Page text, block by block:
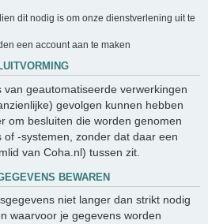
dit nodig is om onze dienstverlening uit te
een account aan te maken
geautomatiseerde verwerkingen
gevolgen kunnen hebben
om besluiten die worden genomen
-systemen, zonder dat daar een
van Coha.nl) tussen zit.
BEWAREN
niet langer dan strikt nodig
waarvoor je gegevens worden